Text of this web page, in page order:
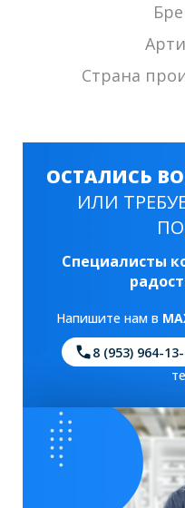
Страна
ОСТАЛИСЬ
ИЛИ
Специалисты
Напишите нам в
8 (953) 964-